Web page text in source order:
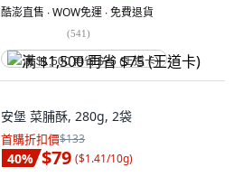
酷澎直售 ∙ WOW免運 ∙ 免費退貨
(541)
满 $1,500 再省 $75 (王道卡)
安堡 菜脯酥, 280g, 2袋
首購折扣價$133
40% $79 ($1.41/10g)